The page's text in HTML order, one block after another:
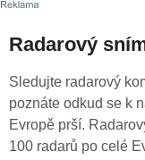
Radarový
Sledujte radarový
poznáte odkud se k
Evropě prší.
100 radarů po celé